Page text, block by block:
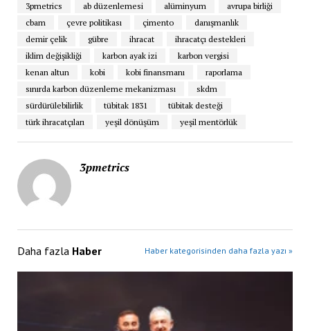
3pmetrics ab düzenlemesi alüminyum
avrupa birliği
cbam
çevre politikası çimento
danışmanlık
demir çelik
gübre ihracat
ihracatçı destekleri
iklim değişikliği
karbon ayak izi
karbon vergisi
kenan altun
kobi kobi finansmanı
raporlama
sınırda karbon düzenleme mekanizması
skdm
sürdürülebilirlik
tübitak 1831
tübitak desteği
türk ihracatçıları
yeşil dönüşüm yeşil mentörlük
3pmetrics
Daha fazla Haber Haber kategorisinden daha fazla yazı »